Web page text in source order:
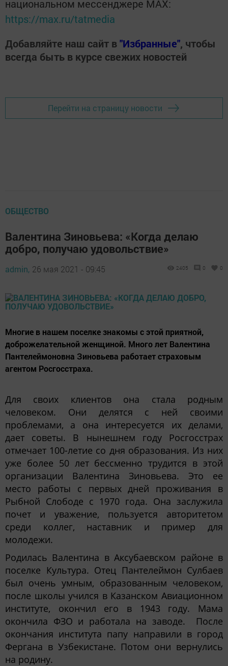
национальном мессенджере MАХ:
https://max.ru/tatmedia
Добавляйте наш сайт в"Избранные", чтобы
всегда быть в курсе свежих новостей
Перейти на страницу новости
ОБЩЕСТВО
Валентина Зиновьева: «Когда делаю
добро, получаю удовольствие»
admin, 26 мая 2021 - 09:45 2405 0 0
Многие в нашем поселке знакомы с этой приятной,
доброжелательной женщиной. Много лет Валентина
Пантелеймоновна Зиновьева работает страховым
агентом Росгосстраха.
Для своих клиентов она стала родным
человеком. Они делятся с ней своими
проблемами, а она интересуется их делами,
дает советы. В нынешнем году Росгосстрах
отмечает 100-летие со дня образования. Из них
уже более 50 лет бессменно трудится в этой
организации Валентина Зиновьева. Это ее
место работы с первых дней проживания в
Рыбной Слободе с 1970 года. Она заслужила
почет и уважение, пользуется авторитетом
среди коллег, наставник и пример для
молодежи.
Родилась Валентина в Аксубаевском районе в
поселке Культура. Отец Пантелеймон Сулбаев
был очень умным, образованным человеком,
после школы учился в Казанском Авиационном
институте, окончил его в 1943 году. Мама
окончила ФЗО и работала на заводе. После
окончания института папу направили в город
Фергана в Узбекистане. Потом они вернулись
на родину.